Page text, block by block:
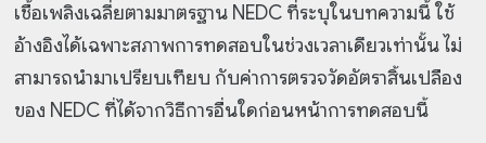
เชื้อเพลิงเฉลี่ยตามมาตรฐาน NEDC ที่ระบุในบทความนี้ ใช้
อ้างอิงได้เฉพาะสภาพการทดสอบในช่วงเวลาเดียวเท่านั้น ไม่
สามารถนำมาเปรียบเทียบ กับค่าการตรวจวัดอัตราสิ้นเปลือง
ของ NEDC ที่ได้จากวิธีการอื่นใดก่อนหน้าการทดสอบนี้